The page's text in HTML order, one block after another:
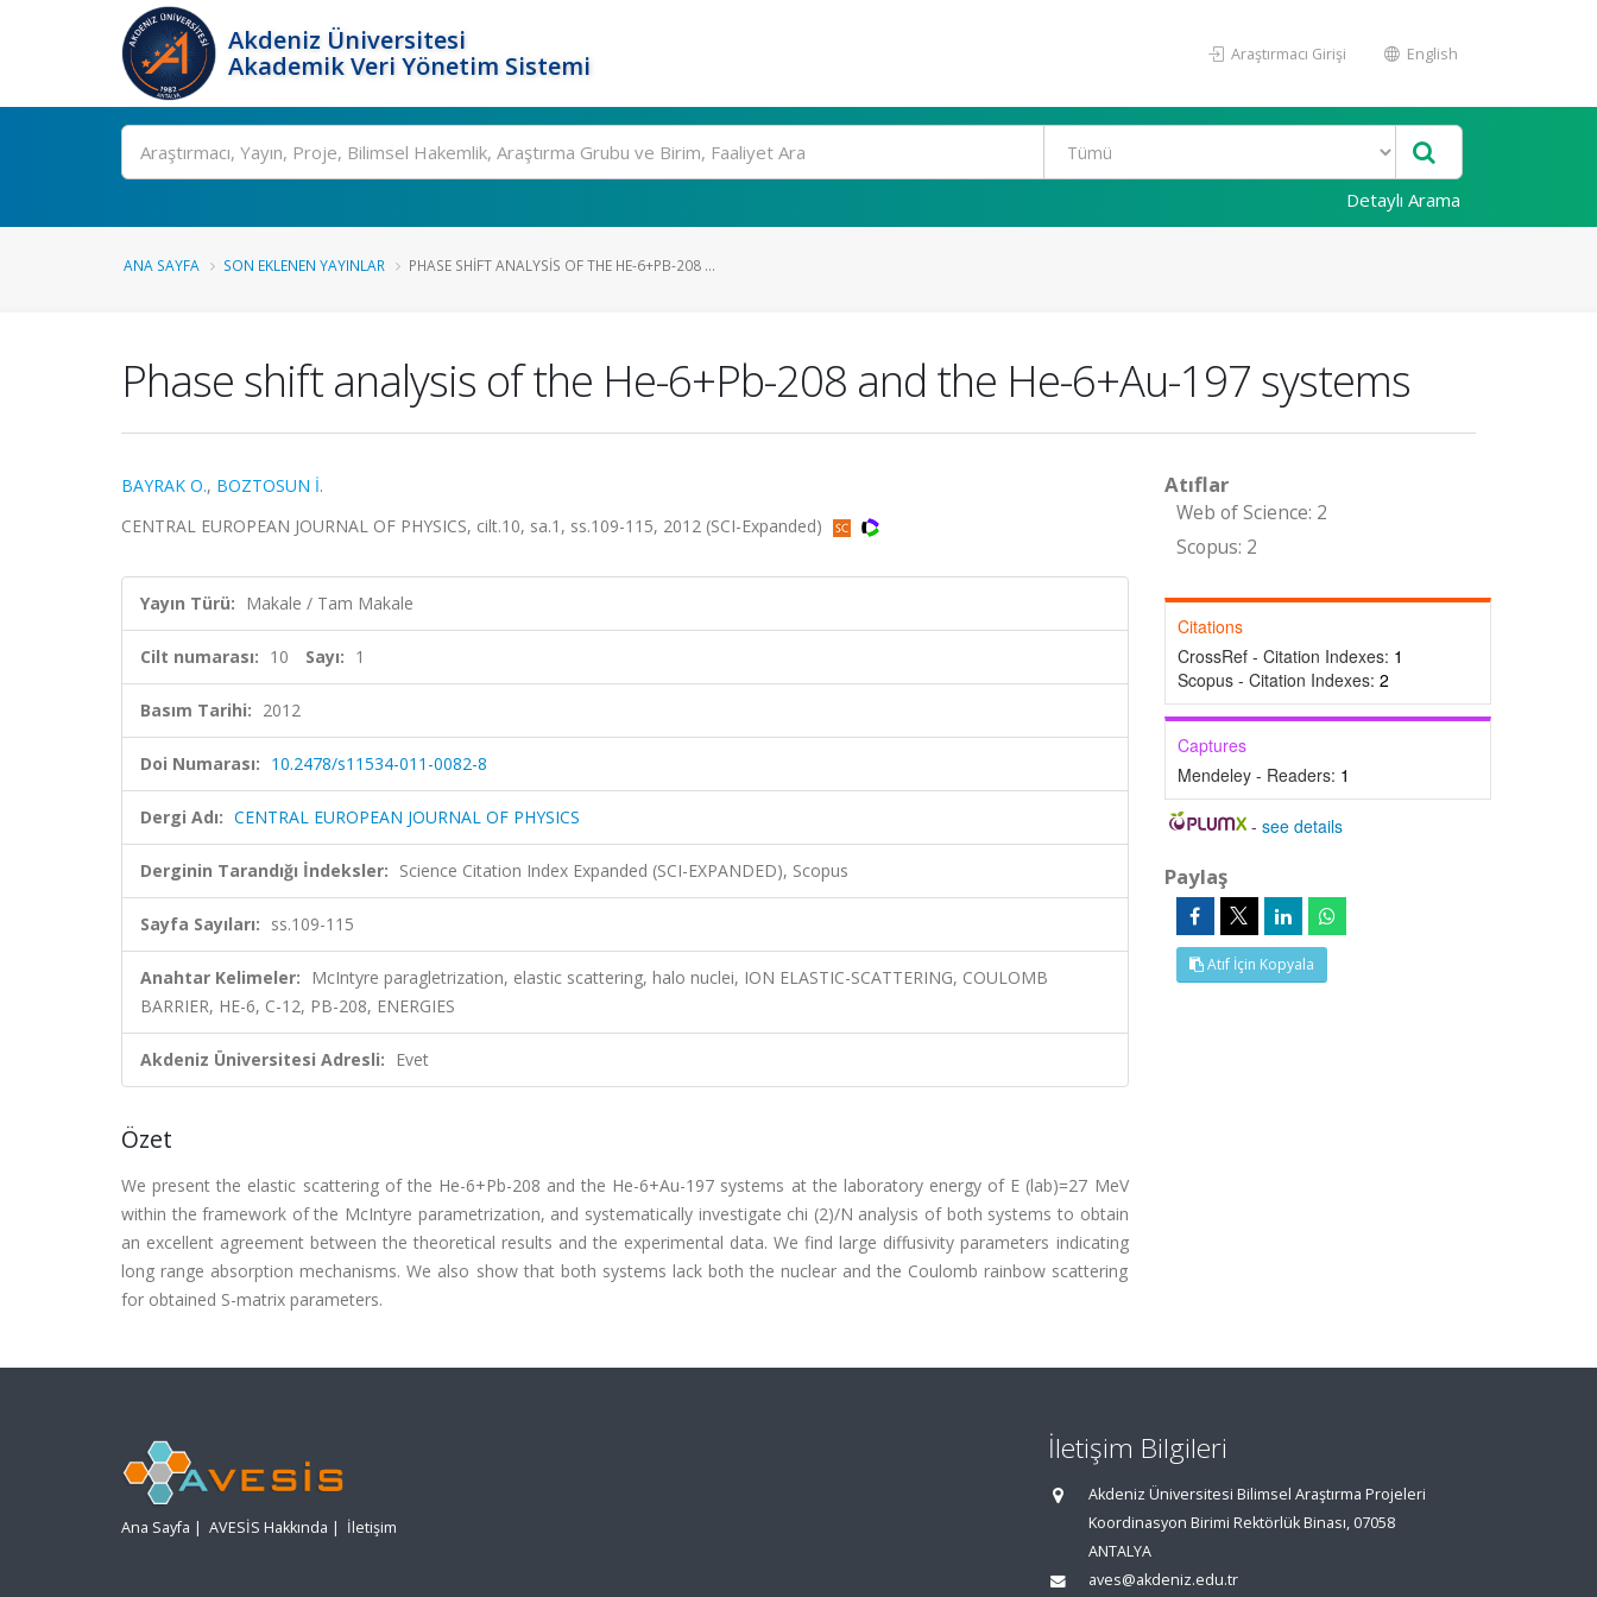
Akdeniz Üniversitesi
Akademik Veri Yönetim Sistemi
Araştırmacı Girişi English
Ara
Detaylı Arama
ANA SAYFA SON EKLENEN YAYINLAR PHASE SHIFT ANALYSIS OF THE HE-6+PB-208 ...
Phase shift analysis of the He-6+Pb-208 and the He-6+Au-197 systems
BAYRAK O., BOZTOSUN İ.
CENTRAL EUROPEAN JOURNAL OF PHYSICS, cilt.10, sa.1, ss.109-115, 2012 (SCI-Expanded)
Yayın Türü: Makale / Tam Makale
Cilt numarası: 10 Sayı: 1
Basım Tarihi: 2012
Doi Numarası: 10.2478/s11534-011-0082-8
Dergi Adı: CENTRAL EUROPEAN JOURNAL OF PHYSICS
Derginin Tarandığı İndeksler: Science Citation Index Expanded (SCI-EXPANDED), Scopus
Sayfa Sayıları: ss.109-115
Anahtar Kelimeler: McIntyre paragletrization, elastic scattering, halo nuclei, ION ELASTIC-SCATTERING, COULOMB
BARRIER, HE-6, C-12, PB-208, ENERGIES
Akdeniz Üniversitesi Adresli: Evet
Özet
We present the elastic scattering of the He-6+Pb-208 and the He-6+Au-197 systems at the laboratory energy of E (lab)=27 MeV
within the framework of the McIntyre parametrization, and systematically investigate chi (2)/N analysis of both systems to obtain
an excellent agreement between the theoretical results and the experimental data. We find large diffusivity parameters indicating
long range absorption mechanisms. We also show that both systems lack both the nuclear and the Coulomb rainbow scattering
for obtained S-matrix parameters.
Atıflar
Web of Science: 2
Scopus: 2
Citations
CrossRef - Citation Indexes: 1
Scopus - Citation Indexes: 2
Captures
Mendeley - Readers: 1
-see details
Paylaş
Atıf İçin Kopyala
Ana Sayfa | AVESİS Hakkında | İletişim
İletişim Bilgileri
Akdeniz Üniversitesi Bilimsel Araştırma Projeleri
Koordinasyon Birimi Rektörlük Binası, 07058
ANTALYA
aves@akdeniz.edu.tr